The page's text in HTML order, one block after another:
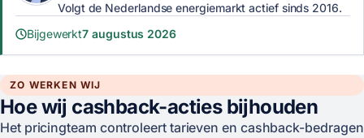
Volgt de Nederlandse energiemarkt actief sinds 2016.
Bijgewerkt7 augustus 2026
ZO WERKEN WIJ
Hoe wij cashback-acties bijhouden
Het pricingteam controleert tarieven en cashback-bedragen